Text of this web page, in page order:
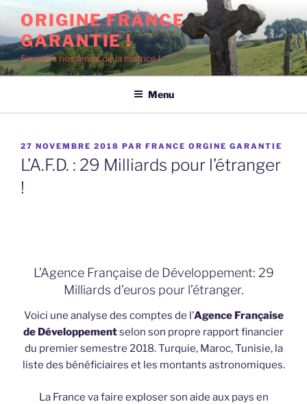
Aller
contenu
principal
ORIGINE FRANCE
GARANTIE !
Sauvons nos âmes de la matrice !
Menu
PUBLIÉ
LE
27 NOVEMBRE 2018 PAR FRANCE ORGINE GARANTIE
L’A.F.D. : 29 Milliards pour l’étranger
!
L’Agence Française de Développement: 29
Milliards d’euros pour l’étranger.
Voici une analyse des comptes de l’Agence Française
de Développementselon son propre rapport financier
du premier semestre 2018. Turquie, Maroc, Tunisie, la
liste des bénéficiaires et les montants astronomiques.
La France va faire exploser son aide aux pays en